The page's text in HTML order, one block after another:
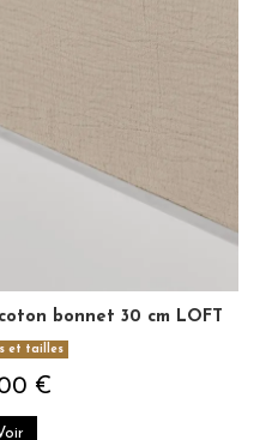
bonnet 30 cm LOFT
et tailles
€